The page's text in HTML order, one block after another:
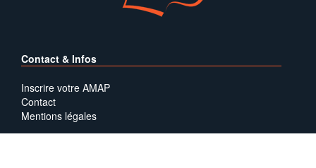
Contact & Infos
Inscrire votre AMAP
Contact
Mentions légales